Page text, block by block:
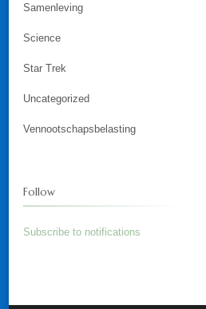
Samenleving
Science
Star Trek
Uncategorized
Vennootschapsbelasting
Follow
Subscribe to notifications